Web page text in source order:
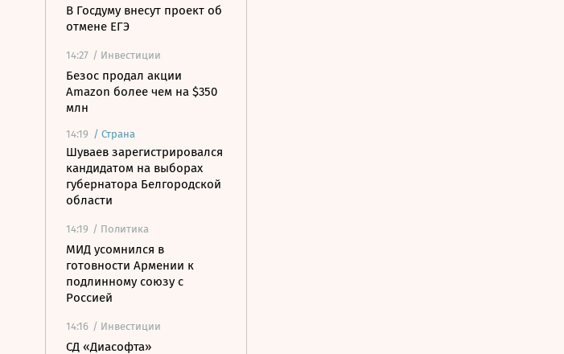
В Госдуму внесут проект об
отмене ЕГЭ
14:27 / Инвестиции
Безос продал акции
Amazon более чем на $350
млн
14:19 / Страна
Шуваев зарегистрировался
кандидатом на выборах
губернатора Белгородской
области
14:19 / Политика
МИД усомнился в
готовности Армении к
подлинному союзу с
Россией
14:16 / Инвестиции
СД «Диасофта»